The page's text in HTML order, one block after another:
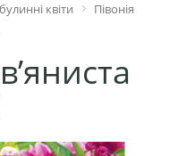
квіти
Півонія